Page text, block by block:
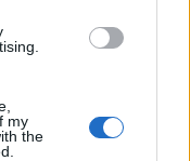
my
the